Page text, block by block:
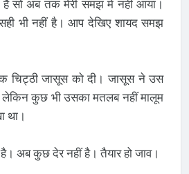
है सो अब तक मेरी समझ में नहीं आया।
भी नहीं है। आप देखिए शायद समझ
चिट्ठी जासूस को दी। जासूस ने उस
लेकिन कुछ भी उसका मतलब नहीं मालूम
था।
अब कुछ देर नहीं है। तैयार हो जाव।